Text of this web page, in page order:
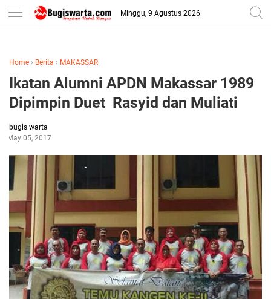
-->
Minggu, 9 Agustus 2026
Home › Berita › MAKASSAR
Ikatan Alumni APDN Makassar 1989
Dipimpin Duet Rasyid dan Muliati
bugis warta
May 05, 2017